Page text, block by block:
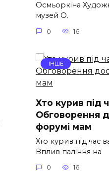
Осмьоркіна
музей О.
0 16
ІНШЕ
Хто курив під
Обговорення
форумі мам
Хто курив під час
Вплив паління на
0 16